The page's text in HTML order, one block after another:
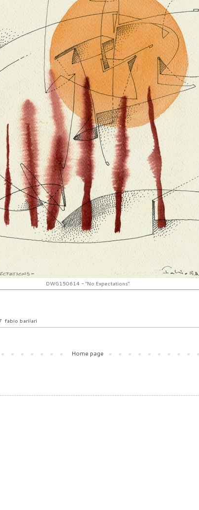
DWG150614 - "No Expectations"
fabio barilari
Home page